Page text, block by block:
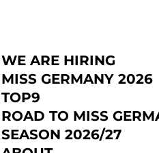
WE ARE HIRING
MISS GERMANY 2026
TOP9
ROAD TO MISS
SEASON 2026/27